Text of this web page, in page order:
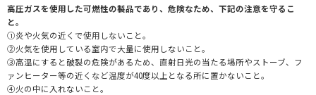
高圧ガスを使用した可燃性の製品であり、危険なため、下記の注意を守るこ
と。
①炎や火気の近くで使用しないこと。
②火気を使用している室内で大量に使用しないこと。
③高温にすると破裂の危険があるため、直射日光の当たる場所やストーブ、フ
ァンヒーター等の近くなど温度が40度以上となる所に置かないこと。
④火の中に入れないこと。